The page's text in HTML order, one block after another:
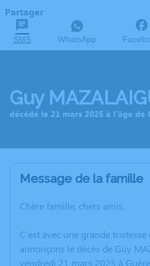
Partager
SMS WhatsApp
Guy
décédé le 21 mars 2025 à l'âge de
Message de la famille
Chère famille, chers amis,
C’est avec une grande
annonçons le décès de Guy
vendredi 21 mars 2025 à